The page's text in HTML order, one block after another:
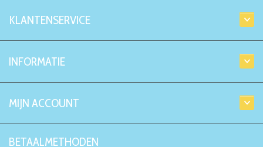
KLANTENSERVICE
INFORMATIE
MIJN ACCOUNT
BETAALMETHODEN